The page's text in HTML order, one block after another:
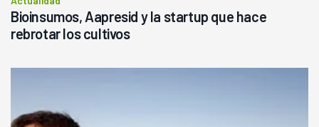
Bioinsumos, Aapresid y la startup que hace
rebrotar los cultivos